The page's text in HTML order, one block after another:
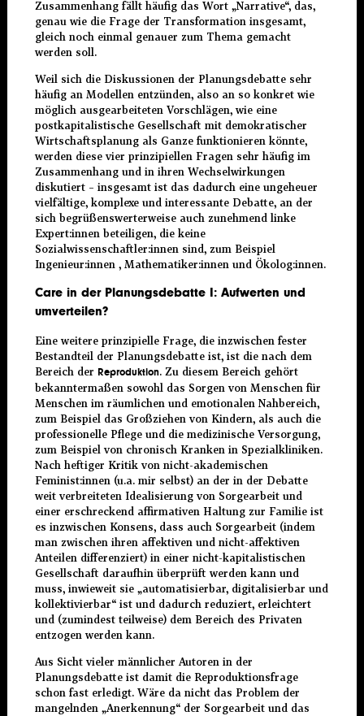
Zusammenhang fällt häufig das Wort „Narrative“, das,
genau wie die Frage der Transformation insgesamt,
gleich noch einmal genauer zum Thema gemacht
werden soll.
Weil sich die Diskussionen der Planungsdebatte sehr
häufig an Modellen entzünden, also an so konkret wie
möglich ausgearbeiteten Vorschlägen, wie eine
postkapitalistische Gesellschaft mit demokratischer
Wirtschaftsplanung als Ganze funktionieren könnte,
werden diese vier prinzipiellen Fragen sehr häufig im
Zusammenhang und in ihren Wechselwirkungen
diskutiert – insgesamt ist das dadurch eine ungeheuer
vielfältige, komplexe und interessante Debatte, an der
sich begrüßenswerterweise auch zunehmend linke
Expert:innen beteiligen, die keine
Sozialwissenschaftler:innen sind, zum Beispiel
Ingenieur:innen , Mathematiker:innen und Ökolog:innen.
Care in der Planungsdebatte I: Aufwerten und
umverteilen?
Eine weitere prinzipielle Frage, die inzwischen fester
Bestandteil der Planungsdebatte ist, ist die nach dem
Bereich derReproduktion. Zu diesem Bereich gehört
bekanntermaßen sowohl das Sorgen von Menschen für
Menschen im räumlichen und emotionalen Nahbereich,
zum Beispiel das Großziehen von Kindern, als auch die
professionelle Pflege und die medizinische Versorgung,
zum Beispiel von chronisch Kranken in Spezialkliniken.
Nach heftiger Kritik von nicht-akademischen
Feminist:innen (u.a. mir selbst) an der in der Debatte
weit verbreiteten Idealisierung von Sorgearbeit und
einer erschreckend affirmativen Haltung zur Familie ist
es inzwischen Konsens, dass auch Sorgearbeit (indem
man zwischen ihren affektiven und nicht-affektiven
Anteilen differenziert) in einer nicht-kapitalistischen
Gesellschaft daraufhin überprüft werden kann und
muss, inwieweit sie „automatisierbar, digitalisierbar und
kollektivierbar“ ist und dadurch reduziert, erleichtert
und (zumindest teilweise) dem Bereich des Privaten
entzogen werden kann.
Aus Sicht vieler männlicher Autoren in der
Planungsdebatte ist damit die Reproduktionsfrage
schon fast erledigt. Wäre da nicht das Problem der
mangelnden „Anerkennung“ der Sorgearbeit und das